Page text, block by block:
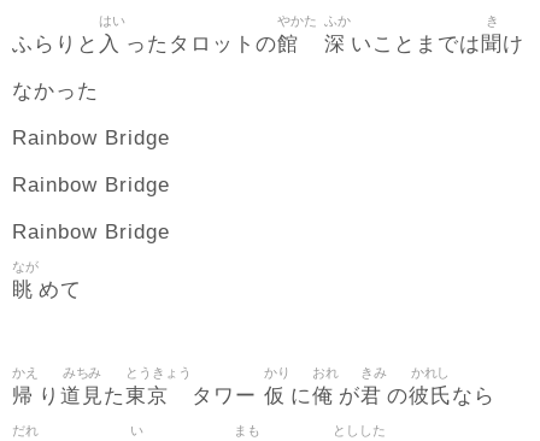
ふらりと 入
はい
ったタロットの館
やかた
深
ふか
いことまでは 聞
き
け
なかった
Rainbow Bridge
Rainbow Bridge
Rainbow Bridge
眺
なが
めて
帰
かえ
り 道見
みちみ
た東京
とうきょう
タワー 仮
かり
に俺
おれ
が君
きみ
の彼氏
かれし
なら
だれ い まも としした